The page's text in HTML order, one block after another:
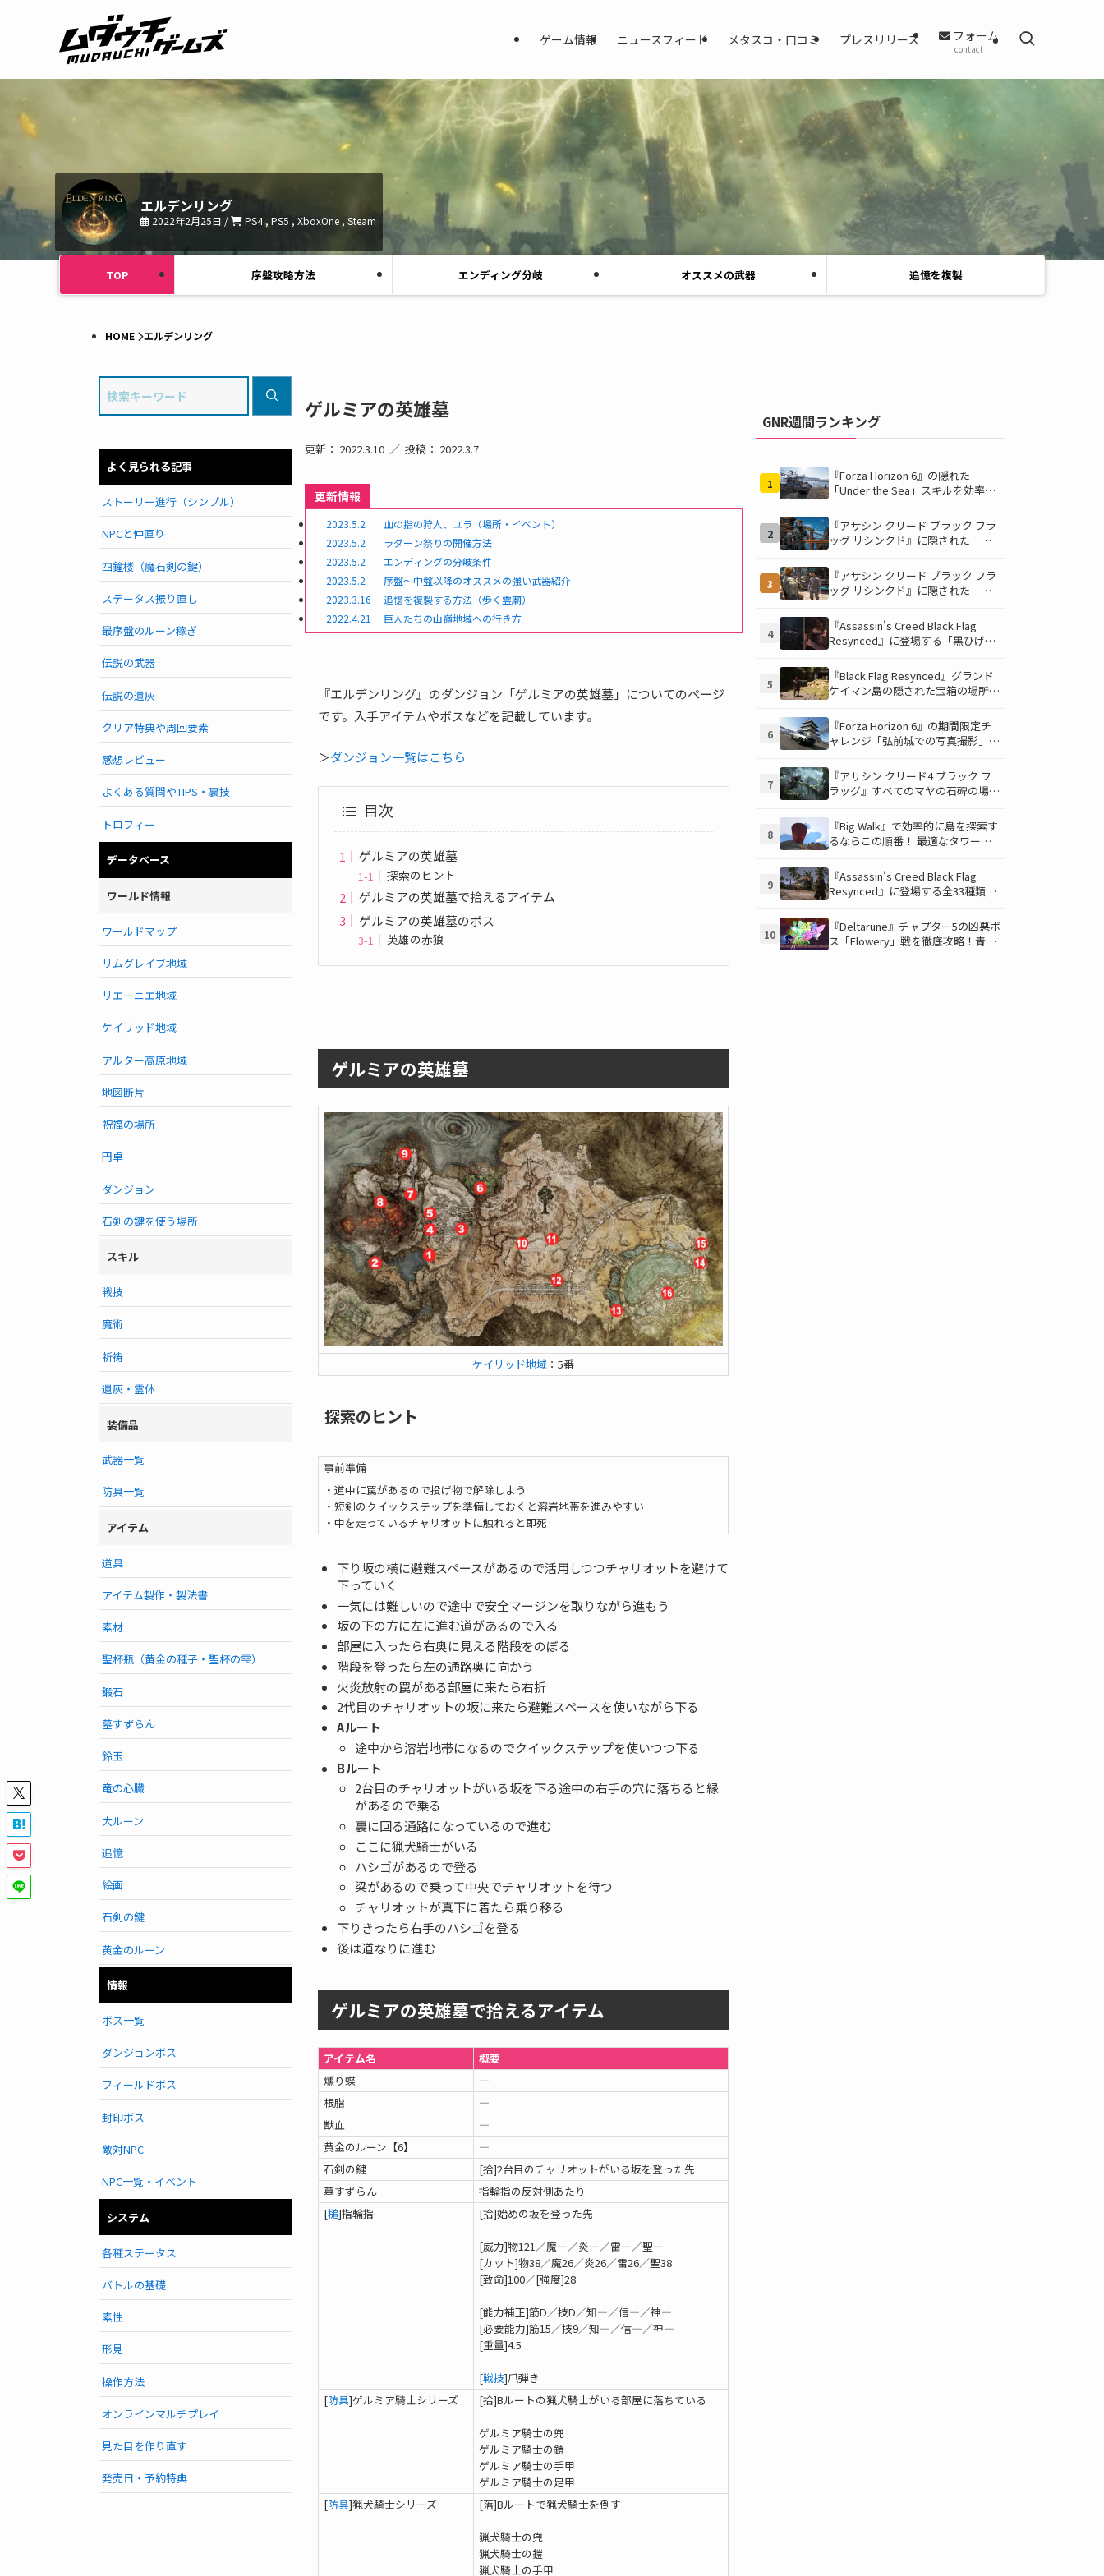
ゲーム情報 ニュースフィード メタスコ・口コミ プレスリリース フォーム
contact
エルデンリング
2022年2月25日 / PS4 , PS5 , XboxOne , Steam
TOP 序盤攻略方法 エンディング分岐 オススメの武器 追憶を複製
HOME エルデンリング
ゲルミアの英雄墓
更新： 2022.3.10 投稿： 2022.3.7
更新情報
2023.5.2
血の指の狩人、ユラ（場所・イベント）
2023.5.2
ラダーン祭りの開催方法
2023.5.2
エンディングの分岐条件
2023.5.2
序盤〜中盤以降のオススメの強い武器紹介
2023.3.16
追憶を複製する方法（歩く霊廟）
2022.4.21
巨人たちの山嶺地域への行き方
『エルデンリング』のダンジョン「ゲルミアの英雄墓」についてのページ
です。入手アイテムやボスなどを記載しています。
＞ダンジョン一覧はこちら
目次
ゲルミアの英雄墓
探索のヒント
ゲルミアの英雄墓で拾えるアイテム
ゲルミアの英雄墓のボス
英雄の赤狼
ゲルミアの英雄墓
ケイリッド地域 ：5番
探索のヒント
事前準備
・道中に罠があるので投げ物で解除しよう
・短剣のクイックステップを準備しておくと溶岩地帯を進みやすい
・中を走っているチャリオットに触れると即死
下り坂の横に避難スペースがあるので活用しつつチャリオットを避けて
下っていく
一気には難しいので途中で安全マージンを取りながら進もう
坂の下の方に左に進む道があるので入る
部屋に入ったら右奥に見える階段をのぼる
階段を登ったら左の通路奥に向かう
火炎放射の罠がある部屋に来たら右折
2代目のチャリオットの坂に来たら避難スペースを使いながら下る
Aルート
途中から溶岩地帯になるのでクイックステップを使いつつ下る
Bルート
2台目のチャリオットがいる坂を下る途中の右手の穴に落ちると縁
があるので乗る
裏に回る通路になっているので進む
ここに猟犬騎士がいる
ハシゴがあるので登る
梁があるので乗って中央でチャリオットを待つ
チャリオットが真下に着たら乗り移る
下りきったら右手のハシゴを登る
後は道なりに進む
ゲルミアの英雄墓で拾えるアイテム
アイテム名
概要
燻り蝶
―
根脂
―
獣血
―
黄金のルーン【6】
―
石剣の鍵
[拾]2台目のチャリオットがいる坂を登った先
墓すずらん
指輪指の反対側あたり
[槌]指輪指 [拾]始めの坂を登った先
[威力]物121／魔―／炎―／雷―／聖―
[カット]物38／魔26／炎26／雷26／聖38
[致命]100／[強度]28
[能力補正]筋D／技D／知―／信―／神―
[必要能力]筋15／技9／知―／信―／神―
[重量]4.5
[戦技]爪弾き
[防具]ゲルミア騎士シリーズ [拾]Bルートの猟犬騎士がいる部屋に落ちている
ゲルミア騎士の兜
ゲルミア騎士の鎧
ゲルミア騎士の手甲
ゲルミア騎士の足甲
[防具]猟犬騎士シリーズ [落]Bルートで猟犬騎士を倒す
猟犬騎士の兜
猟犬騎士の鎧
猟犬騎士の手甲
よく見られる記事
ストーリー進行（シンプル）
NPCと仲直り
四鐘楼（魔石剣の鍵）
ステータス振り直し
最序盤のルーン稼ぎ
伝説の武器
伝説の遺灰
クリア特典や周回要素
感想レビュー
よくある質問やTIPS・裏技
トロフィー
データベース
ワールド情報
ワールドマップ
リムグレイブ地域
リエーニエ地域
ケイリッド地域
アルター高原地域
地図断片
祝福の場所
円卓
ダンジョン
石剣の鍵を使う場所
スキル
戦技
魔術
祈祷
遺灰・霊体
装備品
武器一覧
防具一覧
アイテム
道具
アイテム製作・製法書
素材
聖杯瓶（黄金の種子・聖杯の雫）
鍛石
墓すずらん
鈴玉
竜の心臓
大ルーン
追憶
絵画
石剣の鍵
黄金のルーン
情報
ボス一覧
ダンジョンボス
フィールドボス
封印ボス
敵対NPC
NPC一覧・イベント
システム
各種ステータス
バトルの基礎
素性
形見
操作方法
オンラインマルチプレイ
見た目を作り直す
発売日・予約特典
GNR週間ランキング
1
『Forza Horizon 6』の隠れた
「Under the Sea」スキルを効率的
の鍵は伊東の海藻養殖場にあり！
2
『アサシン クリード ブラック フラ
ッグ リシンクド』に隠された「黒
底洞窟の危険を乗り越え、伝説の報
酬を手に入れよう
3
『アサシン クリード ブラック フラ
ッグ リシンクド』に隠された「修
説！伝説のアイテムや新衣装を手に
入れるための「地図の断片」入手方
法と修復のコツを紹介！
4
『Assassin's Creed Black Flag
Resynced』に登場する「黒ひげの
説！隠された財宝を見つけよう！
5
『Black Flag Resynced』グランド
ケイマン島の隠された宝箱の場所を
ト」でしか到達できないお宝も明ら
かに
6
『Forza Horizon 6』の期間限定チ
ャレンジ「弘前城での写真撮影」攻
で日本の名城を駆け巡り、特別な報
酬を手に入れよう！
7
『アサシン クリード4 ブラック フ
ラッグ』すべてのマヤの石碑の場所
ヤの衣装を入手して海賊ライフを有
利に進めよう！
8
『Big Walk』で効率的に島を探索す
るならこの順番！ 最適なタワー攻
について解説
9
『Assassin's Creed Black Flag
Resynced』に登場する全33種類の
イルを自由にカスタマイズ！
10
『Deltarune』チャプター5の凶悪ボ
ス「Flowery」戦を徹底攻略！青い